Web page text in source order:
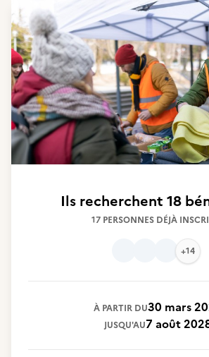
Ils recherchent 18
17 PERSONNES DÉJÀ
+14
À PARTIR DU30 mars
JUSQU'AU7 août